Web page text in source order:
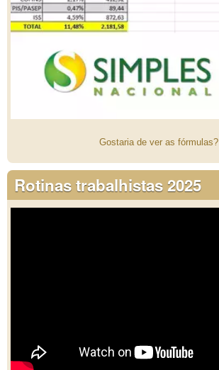
Gostaria de ver as fórmulas?
Rotinas trabalhistas 2025